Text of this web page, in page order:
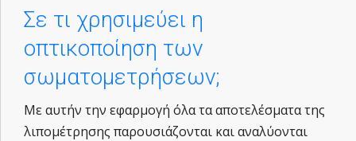
Σε τι χρησιμεύει η
οπτικοποίηση των
σωματομετρήσεων;
Με αυτήν την εφαρμογή όλα τα αποτελέσματα της
λιπομέτρησης παρουσιάζονται και αναλύονται